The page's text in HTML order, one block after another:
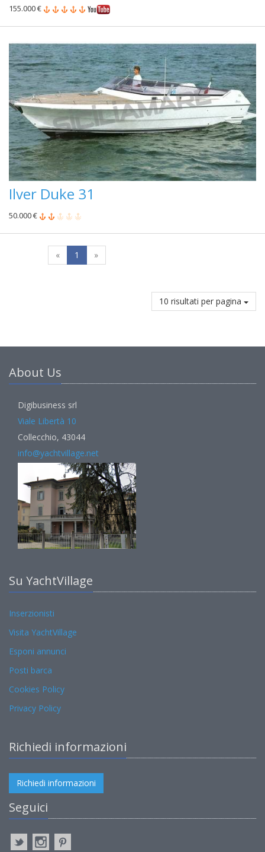
155.000 €
Ilver Duke 31
50.000 €
« 1 »
10 risultati per pagina
About Us
Digibusiness srl
Viale Libertà 10
Collecchio, 43044
info@yachtvillage.net
Su YachtVillage
Inserzionisti
Visita YachtVillage
Esponi annunci
Posti barca
Cookies Policy
Privacy Policy
Richiedi informazioni
Richiedi informazioni
Seguici